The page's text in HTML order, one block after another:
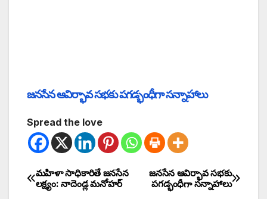
జనసేన ఆవిర్భావ సభకు పగడ్భంధీగా సన్నాహాలు
Spread the love
జనసేన ఆవిర్భావ సభకు
పగడ్భంధీగా సన్నాహాలు
మహిళా సాధికారితే జనసేన
లక్ష్యం: నాదెండ్ల మనోహర్